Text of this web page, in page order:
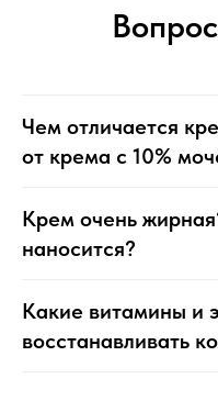
Чем отличается
от крема с 10%
Крем очень
наносится?
Какие витамины и
восстанавливать